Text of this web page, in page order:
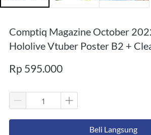
Comptiq Magazine October
Hololive Vtuber Poster B2 +
Rp 595.000
`Beli Langsung